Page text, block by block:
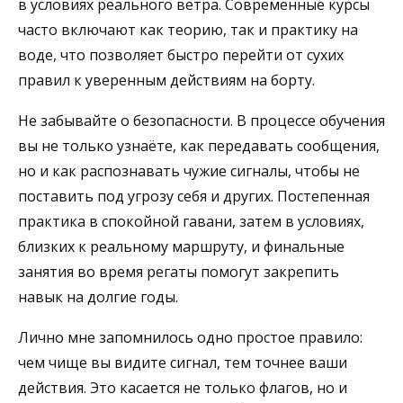
в условиях реального ветра. Современные курсы
часто включают как теорию, так и практику на
воде, что позволяет быстро перейти от сухих
правил к уверенным действиям на борту.
Не забывайте о безопасности. В процессе обучения
вы не только узнаёте, как передавать сообщения,
но и как распознавать чужие сигналы, чтобы не
поставить под угрозу себя и других. Постепенная
практика в спокойной гавани, затем в условиях,
близких к реальному маршруту, и финальные
занятия во время регаты помогут закрепить
навык на долгие годы.
Лично мне запомнилось одно простое правило:
чем чище вы видите сигнал, тем точнее ваши
действия. Это касается не только флагов, но и